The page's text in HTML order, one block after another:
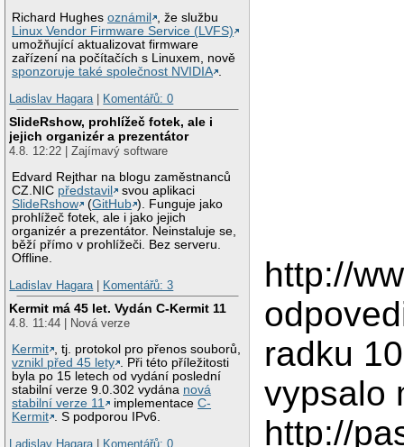
Richard Hughesoznámil
, že službu
Linux Vendor Firmware Service (LVFS)
umožňující aktualizovat firmware
zařízení na počítačích s Linuxem, nově
sponzoruje také společnost NVIDIA .
Ladislav Hagara | Komentářů: 0
SlideRshow, prohlížeč fotek, ale i
jejich organizér a prezentátor
4.8. 12:22 | Zajímavý software
Edvard Rejthar na blogu zaměstnanců
CZ.NIC představil
svou aplikaci
SlideRshow
(GitHub ). Funguje jako
prohlížeč fotek, ale i jako jejich
organizér a prezentátor. Neinstaluje se,
běží přímo v prohlížeči. Bez serveru.
Offline.
Ladislav Hagara | Komentářů: 3
Kermit má 45 let. Vydán C-Kermit 11
4.8. 11:44 | Nová verze
Kermit , tj. protokol pro přenos souborů,
vznikl před 45 lety . Při této příležitosti
byla po 15 letech od vydání poslední
stabilní verze 9.0.302 vydána nová
stabilní verze 11
implementaceC-
Kermit . S podporou IPv6.
Ladislav Hagara | Komentářů: 0
http://
radku
vypsalo
http://